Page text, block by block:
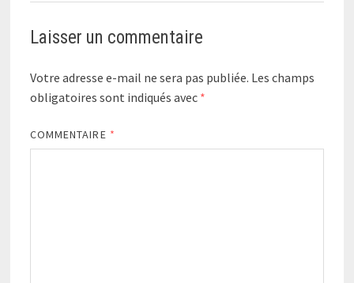
Laisser un commentaire
Votre adresse e-mail ne sera pas publiée. Les champs
obligatoires sont indiqués avec *
COMMENTAIRE *